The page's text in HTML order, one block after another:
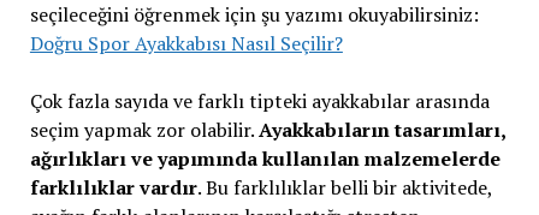
seçileceğini öğrenmek için şu yazımı okuyabilirsiniz:
Doğru Spor Ayakkabısı Nasıl Seçilir?
Çok fazla sayıda ve farklı tipteki ayakkabılar arasında
seçim yapmak zor olabilir.Ayakkabıların tasarımları,
ağırlıkları ve yapımında kullanılan malzemelerde
farklılıklar vardır. Bu farklılıklar belli bir aktivitede,